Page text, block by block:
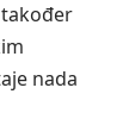
nada